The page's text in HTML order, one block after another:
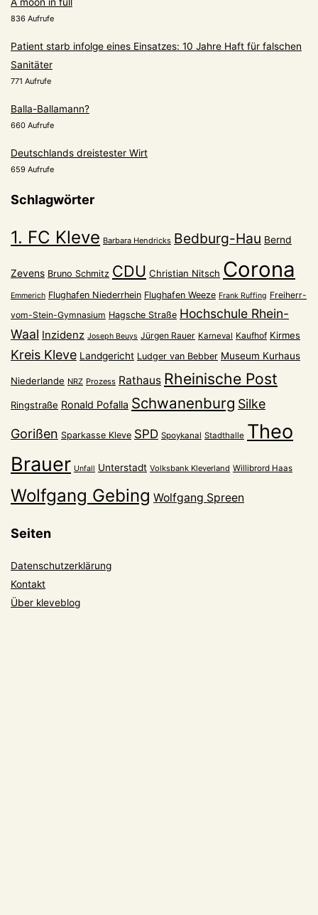
836 Aufrufe
Patient starb infolge eines Einsatzes: 10 Jahre Haft für falschen
Sanitäter
771 Aufrufe
Balla-Ballamann?
660 Aufrufe
Deutschlands dreistester Wirt
659 Aufrufe
Schlagwörter
1. FC Kleve Barbara Hendricks Bedburg-Hau Bernd
Zevens Bruno Schmitz CDU Christian Nitsch Corona
Emmerich Flughafen Niederrhein Flughafen Weeze Frank Ruffing Freiherr-
vom-Stein-Gymnasium Hagsche Straße Hochschule Rhein-
Waal Inzidenz Joseph Beuys Jürgen Rauer Karneval Kaufhof Kirmes
Kreis Kleve Landgericht Ludger van Bebber Museum Kurhaus
Niederlande NRZ Prozess Rathaus Rheinische Post
Ringstraße Ronald Pofalla Schwanenburg Silke
Gorißen Sparkasse Kleve SPD Spoykanal Stadthalle Theo
Brauer Unfall Unterstadt Volksbank Kleverland Willibrord Haas
Wolfgang Gebing Wolfgang Spreen
Seiten
Datenschutzerklärung
Kontakt
Über kleveblog